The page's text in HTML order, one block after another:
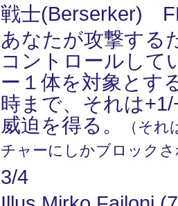
戦士(Berserker)
あなたが攻撃する
コントロールして
ー１体を対象とす
時まで、それは
威迫を得る。
（そ
チャーにしかブロック
3/4